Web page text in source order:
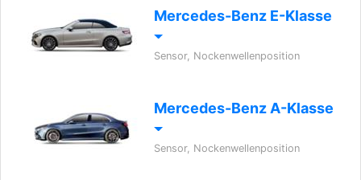
Mercedes-Benz E-Klasse
Sensor, Nockenwellenposition
Mercedes-Benz A-Klasse
Sensor, Nockenwellenposition